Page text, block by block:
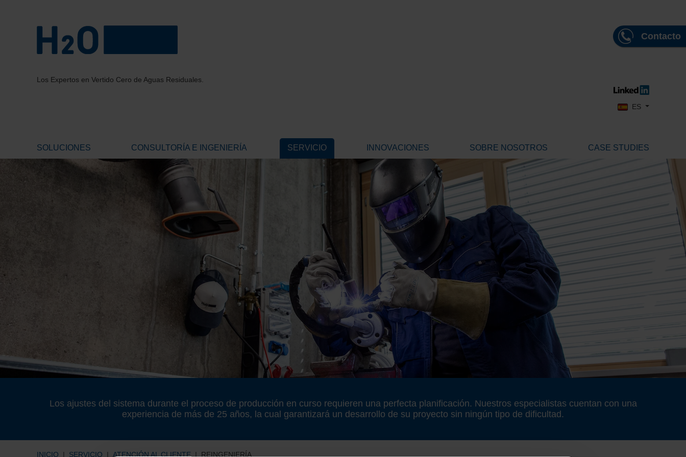
Contacto
Los Expertos en Vertido Cero de Aguas Residuales.
Seleccione su idioma
ES
SOLUCIONES CONSULTORÍA E INGENIERÍA SERVICIO INNOVACIONES SOBRE NOSOTROS CASE STUDIES
Los ajustes del sistema durante el proceso de producción en curso requieren una perfecta planificación. Nuestros especialistas cuentan con una
experiencia de más de 25 años, la cual garantizará un desarrollo de su proyecto sin ningún tipo de dificultad.
INICIO SERVICIO ATENCIÓN AL CLIENTE REINGENIERÍA